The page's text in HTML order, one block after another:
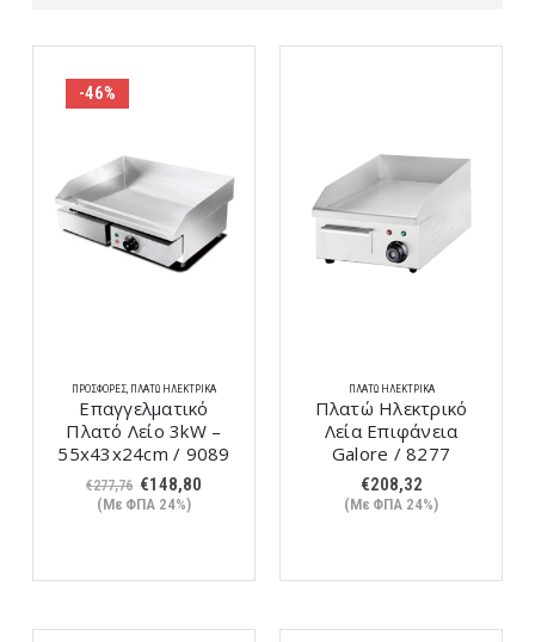
-46%
ΠΡΟΣΦΟΡΈΣ, ΠΛΑΤΏ ΗΛΕΚΤΡΙΚΆ
Επαγγελματικό
Πλατό Λείο 3kW –
55x43x24cm / 9089
€277,76 Original
price
€148,80Η
(Με ΦΠΑ 24%)
ΠΛΑΤΏ ΗΛΕΚΤΡΙΚΆ
Πλατώ Ηλεκτρικό
Λεία Επιφάνεια
Galore / 8277
€208,32
(Με ΦΠΑ 24%)